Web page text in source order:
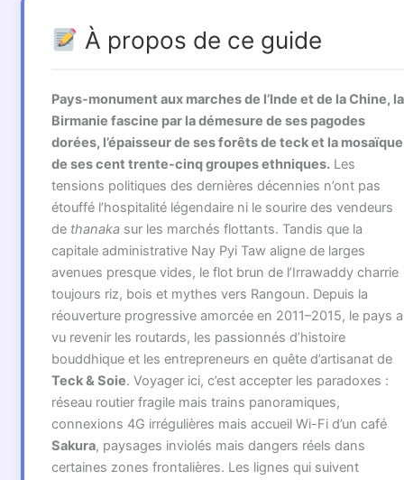
À propos de ce guide
Pays-monument aux marches de l’Inde et de la Chine, la
Birmanie fascine par la démesure de ses pagodes
dorées, l’épaisseur de ses forêts de teck et la mosaïque
de ses cent trente-cinq groupes ethniques.Les
tensions politiques des dernières décennies n’ont pas
étouffé l’hospitalité légendaire ni le sourire des vendeurs
de thanakasur les marchés flottants. Tandis que la
capitale administrative Nay Pyi Taw aligne de larges
avenues presque vides, le flot brun de l’Irrawaddy charrie
toujours riz, bois et mythes vers Rangoun. Depuis la
réouverture progressive amorcée en 2011–2015, le pays a
vu revenir les routards, les passionnés d’histoire
bouddhique et les entrepreneurs en quête d’artisanat de
Teck & Soie. Voyager ici, c’est accepter les paradoxes :
réseau routier fragile mais trains panoramiques,
connexions 4G irrégulières mais accueil Wi-Fi d’un café
Sakura, paysages inviolés mais dangers réels dans
certaines zones frontalières. Les lignes qui suivent